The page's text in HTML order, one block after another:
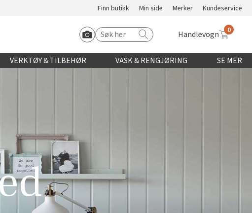
Finn butikk Min side Merker Kundeservice
Start Roomvo
Søk etter: Handlevogn 0
VERKTØY & TILBEHØR VASK & RENGJØRING SE MER